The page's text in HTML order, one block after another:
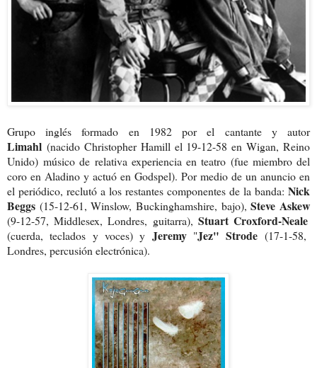
Grupo inglés formado en 1982 por el cantante y autor
Limahl (nacido Christopher Hamill el 19-12-58 en Wigan, Reino
Unido) músico de relativa experiencia en teatro (fue miembro del
coro en Aladino y actuó en Godspel). Por medio de un anuncio en
el periódico, reclutó a los restantes componentes de la banda: Nick
Beggs (15-12-61, Winslow, Buckinghamshire, bajo),Steve Askew
(9-12-57, Middlesex, Londres, guitarra), Stuart Croxford-Neale
(cuerda, teclados y voces) y Jeremy"Jez" Strode (17-1-58,
Londres, percusión electrónica).